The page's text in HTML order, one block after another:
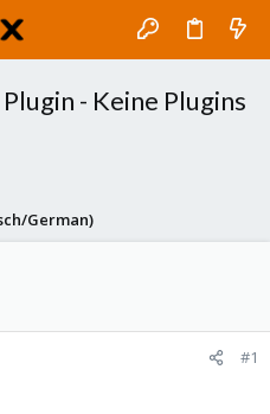
- Keine Plugins
German)
#1